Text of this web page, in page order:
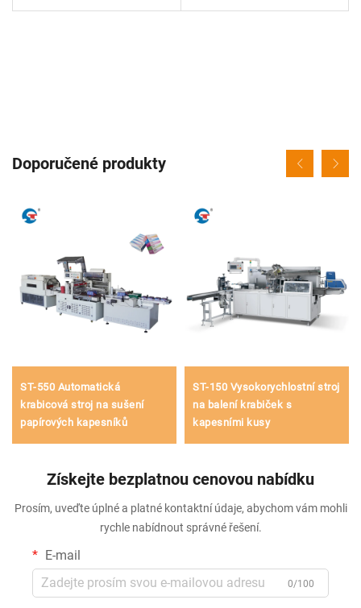
Doporučené produkty
ST-550 Automatická
krabicová stroj na sušení
papírových kapesníků
ST-150 Vysokorychlostní stroj
na balení krabiček s
kapesními kusy
Získejte bezplatnou cenovou nabídku
Prosím, uveďte úplné a platné kontaktní údaje, abychom vám mohli
rychle nabídnout správné řešení.
E-mail
0/100